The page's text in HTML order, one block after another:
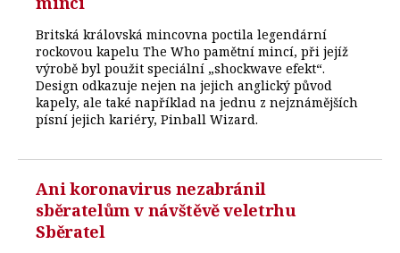
Britská královská mincovna poctila legendární
rockovou kapelu The Who pamětní mincí, při jejíž
výrobě byl použit speciální „shockwave efekt“.
Design odkazuje nejen na jejich anglický původ
kapely, ale také například na jednu z nejznámějších
písní jejich kariéry, Pinball Wizard.
Ani koronavirus nezabránil
sběratelům v návštěvě veletrhu
Sběratel